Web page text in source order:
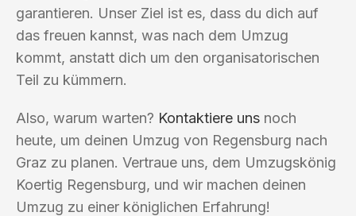
garantieren. Unser Ziel ist es, dass du dich auf
das freuen kannst, was nach dem Umzug
kommt, anstatt dich um den organisatorischen
Teil zu kümmern.
Also, warum warten? Kontaktiere uns noch
heute, um deinen Umzug von Regensburg nach
Graz zu planen. Vertraue uns, dem Umzugskönig
Koertig Regensburg, und wir machen deinen
Umzug zu einer königlichen Erfahrung!